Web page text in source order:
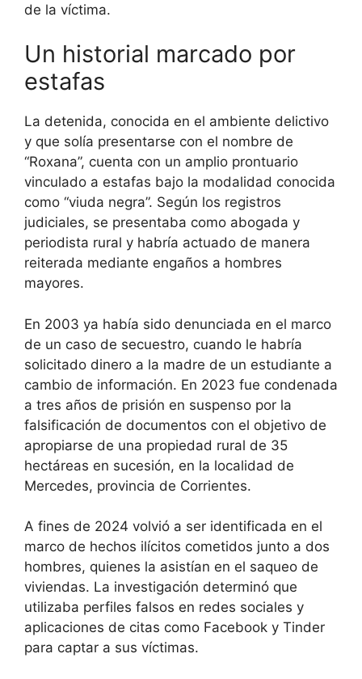
de la víctima.
Un historial marcado por
estafas
La detenida, conocida en el ambiente delictivo
y que solía presentarse con el nombre de
“Roxana”, cuenta con un amplio prontuario
vinculado a estafas bajo la modalidad conocida
como “viuda negra”. Según los registros
judiciales, se presentaba como abogada y
periodista rural y habría actuado de manera
reiterada mediante engaños a hombres
mayores.
En 2003 ya había sido denunciada en el marco
de un caso de secuestro, cuando le habría
solicitado dinero a la madre de un estudiante a
cambio de información. En 2023 fue condenada
a tres años de prisión en suspenso por la
falsificación de documentos con el objetivo de
apropiarse de una propiedad rural de 35
hectáreas en sucesión, en la localidad de
Mercedes, provincia de Corrientes.
A fines de 2024 volvió a ser identificada en el
marco de hechos ilícitos cometidos junto a dos
hombres, quienes la asistían en el saqueo de
viviendas. La investigación determinó que
utilizaba perfiles falsos en redes sociales y
aplicaciones de citas como Facebook y Tinder
para captar a sus víctimas.